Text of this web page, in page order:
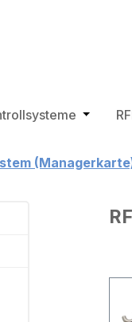
das Dropdown
Öffne